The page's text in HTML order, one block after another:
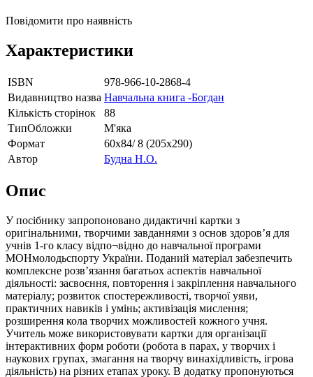
Повідомити про наявність
Характеристики
ISBN
978-966-10-2868-4
Видавництво назва Навчальна книга -Богдан
Кількість сторінок
88
ТипОбложки
М'яка
Формат
60х84/ 8 (205х290)
Автор
Будна Н.О.
Опис
У посібнику запропоновано дидактичні картки з
оригінальними, творчими завданнями з основ здоров’я для
учнів 1-го класу відпо¬відно до навчальної програми
МОНмолодьспорту України. Поданий матеріал забезпечить
комплексне розв’язання багатьох аспектів навчальної
діяльності: засвоєння, повторення і закріплення навчального
матеріалу; розвиток спостережливості, творчої уяви,
практичних навиків і умінь; активізація мислення;
розширення кола творчих можливостей кожного учня.
Учитель може використовувати картки для організації
інтерактивних форм роботи (робота в парах, у творчих і
наукових групах, змагання на творчу винахідливість, ігрова
діяльність) на різних етапах уроку. В додатку пропонуються